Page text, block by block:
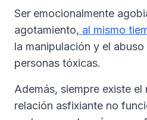
Ser emocionalmente
agotamiento, al mismo
la manipulación y el
personas tóxicas.
Además, siempre existe el
relación asfixiante no